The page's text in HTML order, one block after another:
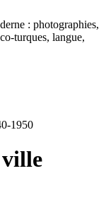
: photographies,
turques, langue,
1950